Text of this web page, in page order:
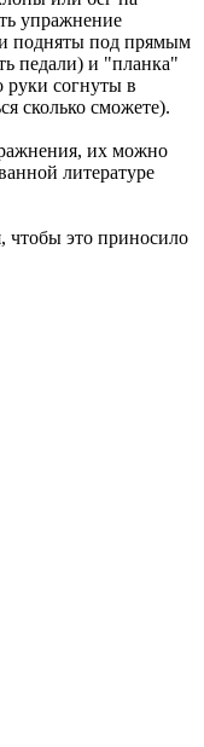
упражнение
подняты под прямым
педали) и "планка"
руки согнуты в
сколько сможете).
их можно
литературе
чтобы это приносило